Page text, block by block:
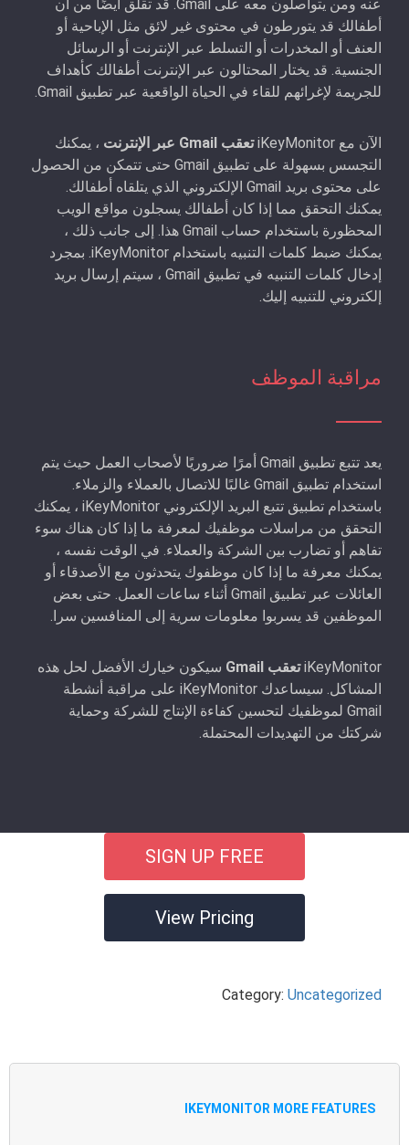
عنه ومن يتواصلون معه على Gmail. قد تقلق أيضًا من أن
أطفالك قد يتورطون في محتوى غير لائق مثل الإباحية أو
العنف أو المخدرات أو التسلط عبر الإنترنت أو الرسائل
الجنسية. قد يختار المحتالون عبر الإنترنت أطفالك كأهداف
للجريمة لإغرائهم للقاء في الحياة الواقعية عبر تطبيق Gmail.
الآن مع iKeyMonitor تعقب Gmail عبر الإنترنت
، يمكنك
التجسس بسهولة على تطبيق Gmail حتى تتمكن من الحصول
على محتوى بريد Gmail الإلكتروني الذي يتلقاه أطفالك.
يمكنك التحقق مما إذا كان أطفالك يسجلون مواقع الويب
المحظورة باستخدام حساب Gmail هذا. إلى جانب ذلك ،
يمكنك ضبط كلمات التنبيه باستخدام iKeyMonitor. بمجرد
إدخال كلمات التنبيه في تطبيق Gmail ، سيتم إرسال بريد
إلكتروني للتنبيه إليك.
مراقبة الموظف
يعد تتبع تطبيق Gmail أمرًا ضروريًا لأصحاب العمل حيث يتم
استخدام تطبيق Gmail غالبًا للاتصال بالعملاء والزملاء.
باستخدام تطبيق تتبع البريد الإلكتروني iKeyMonitor ، يمكنك
التحقق من مراسلات موظفيك لمعرفة ما إذا كان هناك سوء
تفاهم أو تضارب بين الشركة والعملاء. في الوقت نفسه ،
يمكنك معرفة ما إذا كان موظفوك يتحدثون مع الأصدقاء أو
العائلات عبر تطبيق Gmail أثناء ساعات العمل. حتى بعض
الموظفين قد يسربوا معلومات سرية إلى المنافسين سرا.
iKeyMonitorتعقب Gmail
سيكون خيارك الأفضل لحل هذه
المشاكل. سيساعدك iKeyMonitor على مراقبة أنشطة
Gmail لموظفيك لتحسين كفاءة الإنتاج للشركة وحماية
شركتك من التهديدات المحتملة.
SIGN UP FREE
View Pricing
Category: Uncategorized
IKEYMONITOR MORE FEATURES